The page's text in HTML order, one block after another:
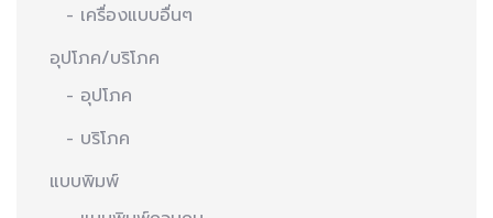
- เครื่องแบบอื่นๆ
อุปโภค/บริโภค
- อุปโภค
- บริโภค
แบบพิมพ์